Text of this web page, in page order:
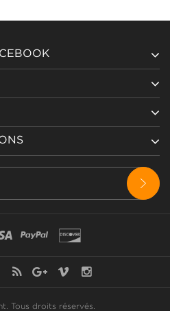
Tous droits réservés.